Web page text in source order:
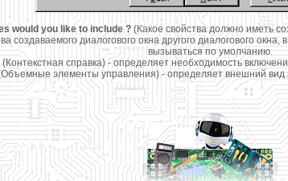
would you like to include ?(Какое свойства должно иметь
создаваемого диалогового окна другого диалогового
вызываться по умолчанию.
(Контекстная справка) - определяет необходимость
элементы управления) - определяет внешний вид